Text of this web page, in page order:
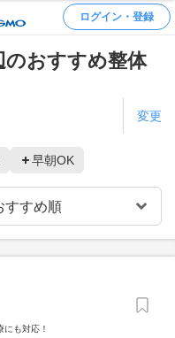
ログイン・登録
のおすすめ整体
変更
早朝OK
も対応！